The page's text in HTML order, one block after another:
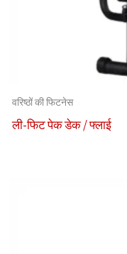
वरिष्ठों की फिटनेस
ली-फिट पेक डेक / फ्लाई